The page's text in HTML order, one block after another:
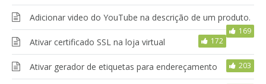
Adicionar video do YouTube na descrição de um produto.
169
Ativar certificado SSL na loja virtual 172
Ativar gerador de etiquetas para endereçamento 203